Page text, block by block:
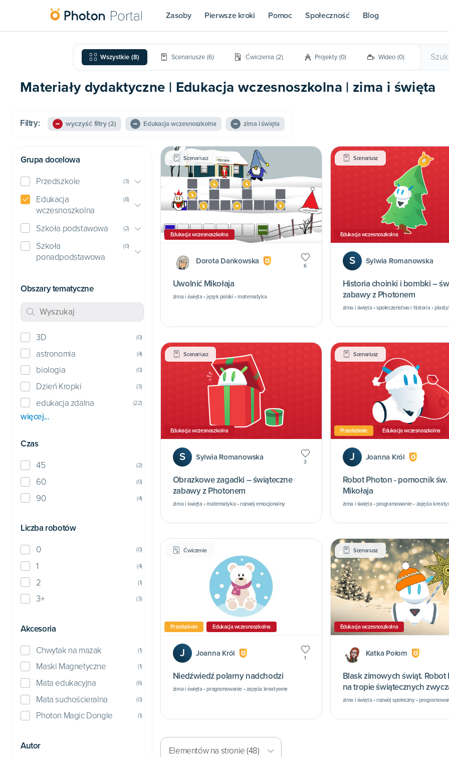
Zasoby Pierwsze kroki Pomoc Społeczność Blog
Wszystkie (8) Scenariusze (6) Ćwiczenia (2) Projekty (0) Wideo (0)
Materiały dydaktyczne | Edukacja wczesnoszkolna | zima i święta
Filtry: wyczyść filtry(2) Edukacja wczesnoszkolna zima i święta
Grupa docelowa
Przedszkole (3)
Edukacja
wczesnoszkolna
(8)
Szkoła podstawowa (2)
Szkoła
ponadpodstawowa
(0)
Obszary tematyczne
3D (0)
astronomia (4)
biologia (0)
Dzień Kropki (3)
edukacja zdalna (22)
więcej...
Czas
45 (2)
60 (0)
90 (4)
Liczba robotów
0 (0)
1 (4)
2 (1)
3+ (3)
Akcesoria
Chwytak na mazak (1)
Maski Magnetyczne (1)
Mata edukacyjna (6)
Mata suchościeralna (0)
Photon Magic Dongle (1)
Autor
Scenariusz
Edukacja wczesnoszkolna
Dorota Dankowska
6
Uwolnić Mikołaja
zima i święta • język polski • matematyka
Scenariusz
Edukacja wczesnoszkolna
S Sylwia Romanowska
Historia choinki i bombki –
zabawy z Photonem
zima i święta • społeczeństwo i historia •
Scenariusz
Edukacja wczesnoszkolna
S Sylwia Romanowska
3
Obrazkowe zagadki – świąteczne
zabawy z Photonem
zima i święta • matematyka • rozwój emocjonalny
Scenariusz
Przedszkole Edukacja wczesnoszkolna
J Joanna Król
Robot Photon - pomocnik św.
Mikołaja
zima i święta • programowanie • zajęcia
Ćwiczenie
Przedszkole Edukacja wczesnoszkolna
J Joanna Król
1
Niedźwiedź polarny nadchodzi
zima i święta • programowanie • zajęcia kreatywne
Scenariusz
Edukacja wczesnoszkolna
Katka Połom
Blask zimowych świąt. Robot
na tropie świątecznych
różnych kultur.
zima i święta • rozwój społeczny •
Elementów na stronie (48)